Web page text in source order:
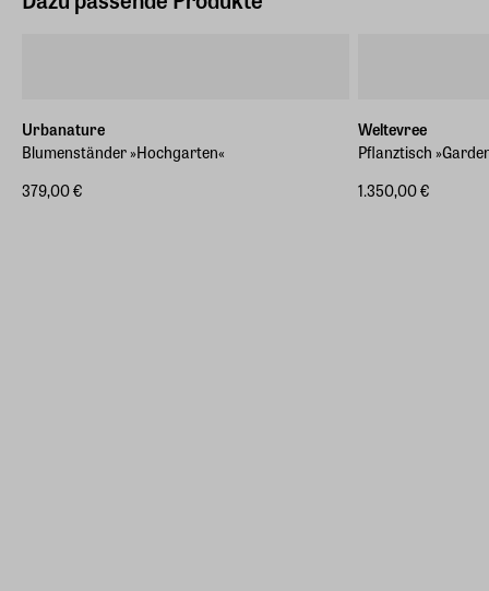
Urbanature
Blumenständer »Hochgarten«
379,00 €
Weltevree
Pflanztisch
1.350,00 €